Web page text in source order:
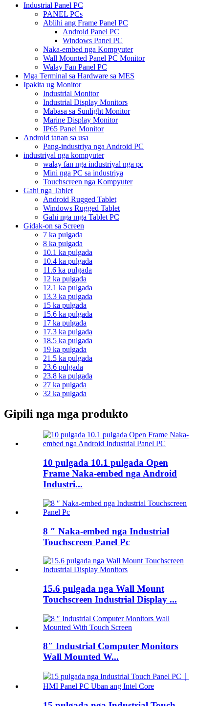
Industrial Panel PC
PANEL PCs
Ablihi ang Frame Panel PC
Android Panel PC
Windows Panel PC
Naka-embed nga Kompyuter
Wall Mounted Panel PC Monitor
Walay Fan Panel PC
Mga Terminal sa Hardware sa MES
Ipakita ug Monitor
Industrial Monitor
Industrial Display Monitors
Mabasa sa Sunlight Monitor
Marine Display Monitor
IP65 Panel Monitor
Android tanan sa usa
Pang-industriya nga Android PC
industriyal nga kompyuter
walay fan nga industriyal nga pc
Mini nga PC sa industriya
Touchscreen nga Kompyuter
Gahi nga Tablet
Android Rugged Tablet
Windows Rugged Tablet
Gahi nga mga Tablet PC
Gidak-on sa Screen
7 ka pulgada
8 ka pulgada
10.1 ka pulgada
10.4 ka pulgada
11.6 ka pulgada
12 ka pulgada
12.1 ka pulgada
13.3 ka pulgada
15 ka pulgada
15.6 ka pulgada
17 ka pulgada
17.3 ka pulgada
18.5 ka pulgada
19 ka pulgada
21.5 ka pulgada
23.6 pulgada
23.8 ka pulgada
27 ka pulgada
32 ka pulgada
Gipili nga mga produkto
10 pulgada 10.1 pulgada Open
Frame Naka-embed nga Android
Industri...
8 ″ Naka-embed nga Industrial
Touchscreen Panel Pc
15.6 pulgada nga Wall Mount
Touchscreen Industrial Display ...
8″ Industrial Computer Monitors
Wall Mounted W...